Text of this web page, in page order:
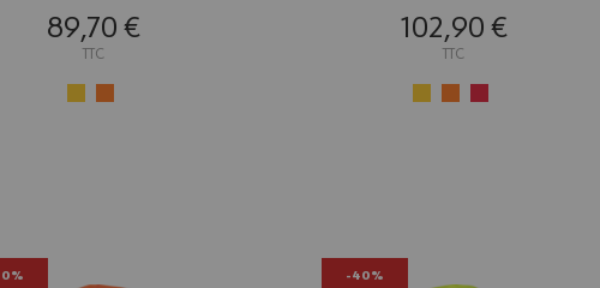
89,70 €
TTC
102,90 €
TTC
-40%